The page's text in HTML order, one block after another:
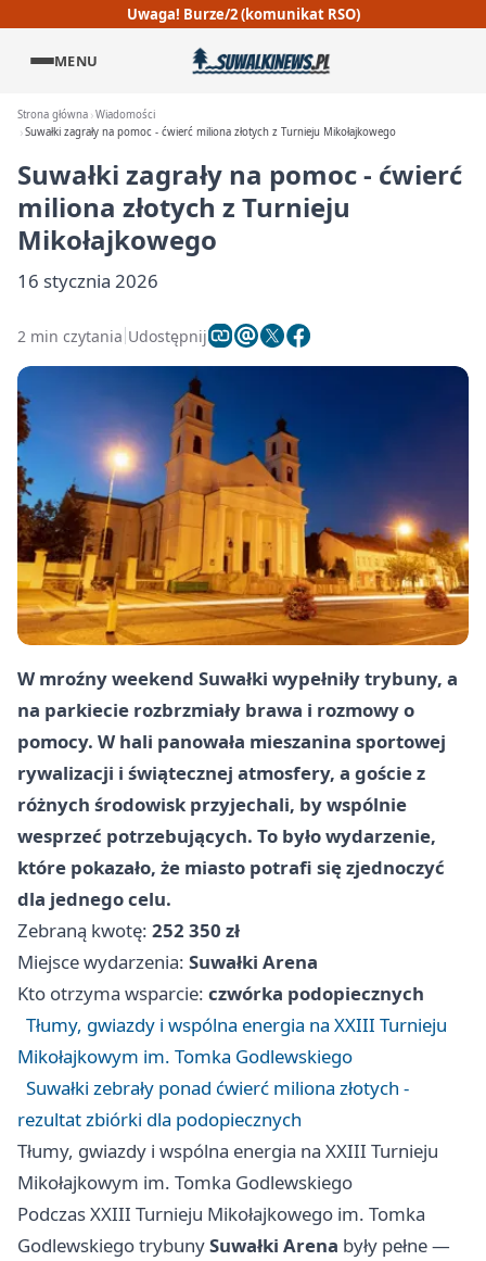
Uwaga! Burze/2 (komunikat RSO)
MENU
Strona główna Wiadomości
Suwałki zagrały na pomoc - ćwierć miliona złotych z Turnieju Mikołajkowego
Suwałki zagrały na pomoc - ćwierć
miliona złotych z Turnieju
Mikołajkowego
16 stycznia 2026
2 min czytania Udostępnij
W mroźny weekend Suwałki wypełniły trybuny, a
na parkiecie rozbrzmiały brawa i rozmowy o
pomocy. W hali panowała mieszanina sportowej
rywalizacji i świątecznej atmosfery, a goście z
różnych środowisk przyjechali, by wspólnie
wesprzeć potrzebujących. To było wydarzenie,
które pokazało, że miasto potrafi się zjednoczyć
dla jednego celu.
Zebraną kwotę: 252 350 zł
Miejsce wydarzenia: Suwałki Arena
Kto otrzyma wsparcie: czwórka podopiecznych
Tłumy, gwiazdy i wspólna energia na XXIII Turnieju
Mikołajkowym im. Tomka Godlewskiego
Suwałki zebrały ponad ćwierć miliona złotych -
rezultat zbiórki dla podopiecznych
Tłumy, gwiazdy i wspólna energia na XXIII Turnieju
Mikołajkowym im. Tomka Godlewskiego
Podczas XXIII Turnieju Mikołajkowego im. Tomka
Godlewskiego trybunySuwałki Arena były pełne —